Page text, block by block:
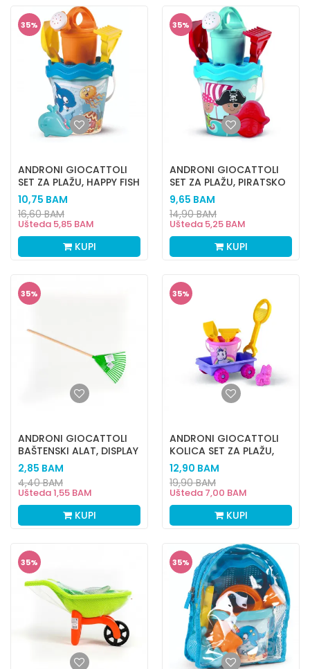
35%
ANDRONI GIOCATTOLI
SET ZA PLAŽU, HAPPY FISH
10,75 BAM
Ušteda 5,85 BAM
16,60BAM
KUPI
35%
ANDRONI GIOCATTOLI
SET ZA PLAŽU, PIRATSKO
MORE
9,65 BAM
Ušteda 5,25 BAM
14,90BAM
KUPI
35%
ANDRONI GIOCATTOLI
BAŠTENSKI ALAT, DISPLAY
2,85 BAM
Ušteda1,55 BAM
4,40BAM
KUPI
35%
ANDRONI GIOCATTOLI
KOLICA SET ZA PLAŽU,
JEDNOROG
12,90 BAM
Ušteda 7,00 BAM
19,90BAM
KUPI
35% 35%